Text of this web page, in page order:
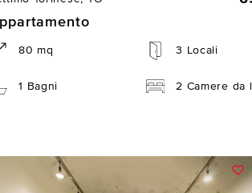
80 mq 3 Locali
1 Bagni 2 Camere da